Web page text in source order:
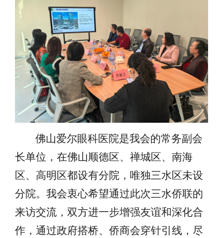
佛山爱尔眼科医院是我会的常务副会
长单位，在佛山顺德区、禅城区、南海
区、高明区都设有分院，唯独三水区未设
分院。我会衷心希望通过此次三水侨联的
来访交流，双方进一步增强友谊和深化合
作，通过政府搭桥、侨商会穿针引线，尽